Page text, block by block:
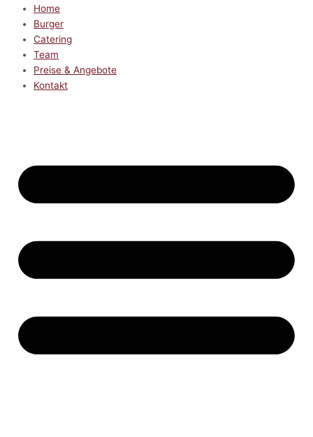
Home
Burger
Catering
Team
Preise & Angebote
Kontakt